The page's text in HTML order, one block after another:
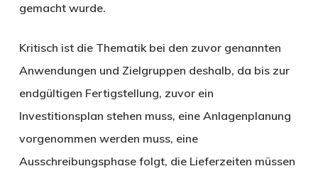
gemacht wurde.
Kritisch ist die Thematik bei den zuvor genannten
Anwendungen und Zielgruppen deshalb, da bis zur
endgültigen Fertigstellung, zuvor ein
Investitionsplan stehen muss, eine Anlagenplanung
vorgenommen werden muss, eine
Ausschreibungsphase folgt, die Lieferzeiten müssen